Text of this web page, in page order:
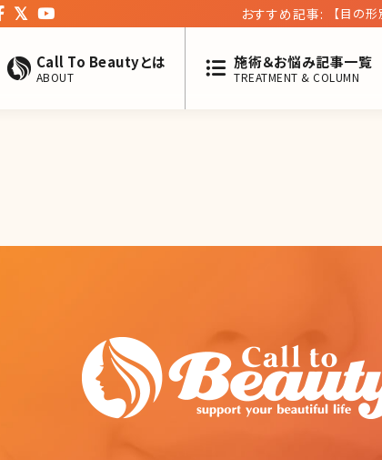
おすすめ記事:
【目の
Call To Beautyとは
ABOUT
施術＆お悩み記事一覧
TREATMENT & COLUMN